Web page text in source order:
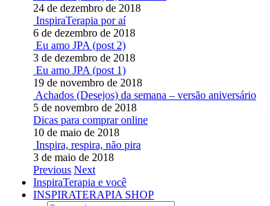
24 de dezembro de 2018
InspiraTerapia por aí
6 de dezembro de 2018
Eu amo JPA (post 2)
3 de dezembro de 2018
Eu amo JPA (post 1)
19 de novembro de 2018
Achados (Desejos) da semana – versão aniversário
5 de novembro de 2018
Dicas para comprar online
10 de maio de 2018
Inspira, respira, não pira
3 de maio de 2018
Previous Next
InspiraTerapia e você
INSPIRATERAPIA SHOP